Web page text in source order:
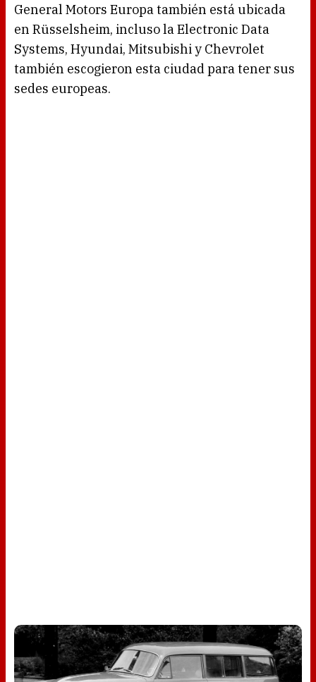
General Motors Europa también está ubicada
en Rüsselsheim, incluso la Electronic Data
Systems, Hyundai, Mitsubishi y Chevrolet
también escogieron esta ciudad para tener sus
sedes europeas.